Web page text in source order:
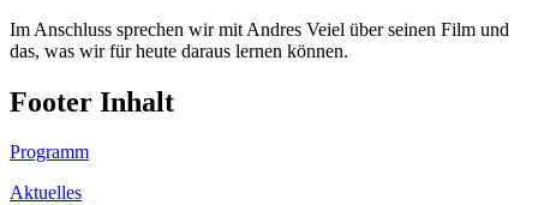
Im Anschluss sprechen wir mit Andres Veiel über seinen Film und
das, was wir für heute daraus lernen können.
Footer Inhalt
Programm
Aktuelles